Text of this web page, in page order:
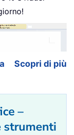
Scopri di più
–
strumenti